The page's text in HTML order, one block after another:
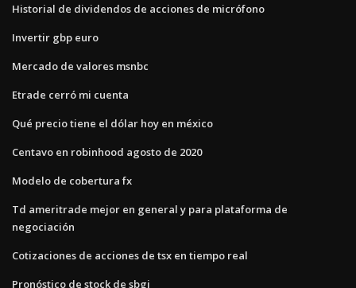
Historial de dividendos de acciones de micrófono
Invertir gbp euro
Mercado de valores msnbc
Etrade cerró mi cuenta
Qué precio tiene el dólar hoy en méxico
Centavo en robinhood agosto de 2020
Modelo de cobertura fx
Td ameritrade mejor en general y para plataforma de
negociación
Cotizaciones de acciones de tsx en tiempo real
Pronóstico de stock de sbgi